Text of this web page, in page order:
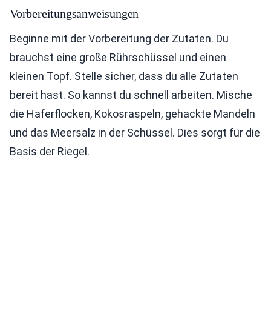
Vorbereitungsanweisungen
Beginne mit der Vorbereitung der Zutaten. Du
brauchst eine große Rührschüssel und einen
kleinen Topf. Stelle sicher, dass du alle Zutaten
bereit hast. So kannst du schnell arbeiten. Mische
die Haferflocken, Kokosraspeln, gehackte Mandeln
und das Meersalz in der Schüssel. Dies sorgt für die
Basis der Riegel.